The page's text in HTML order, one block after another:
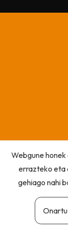
Webgune
errazteko eta
gehiago nahi
Onartu